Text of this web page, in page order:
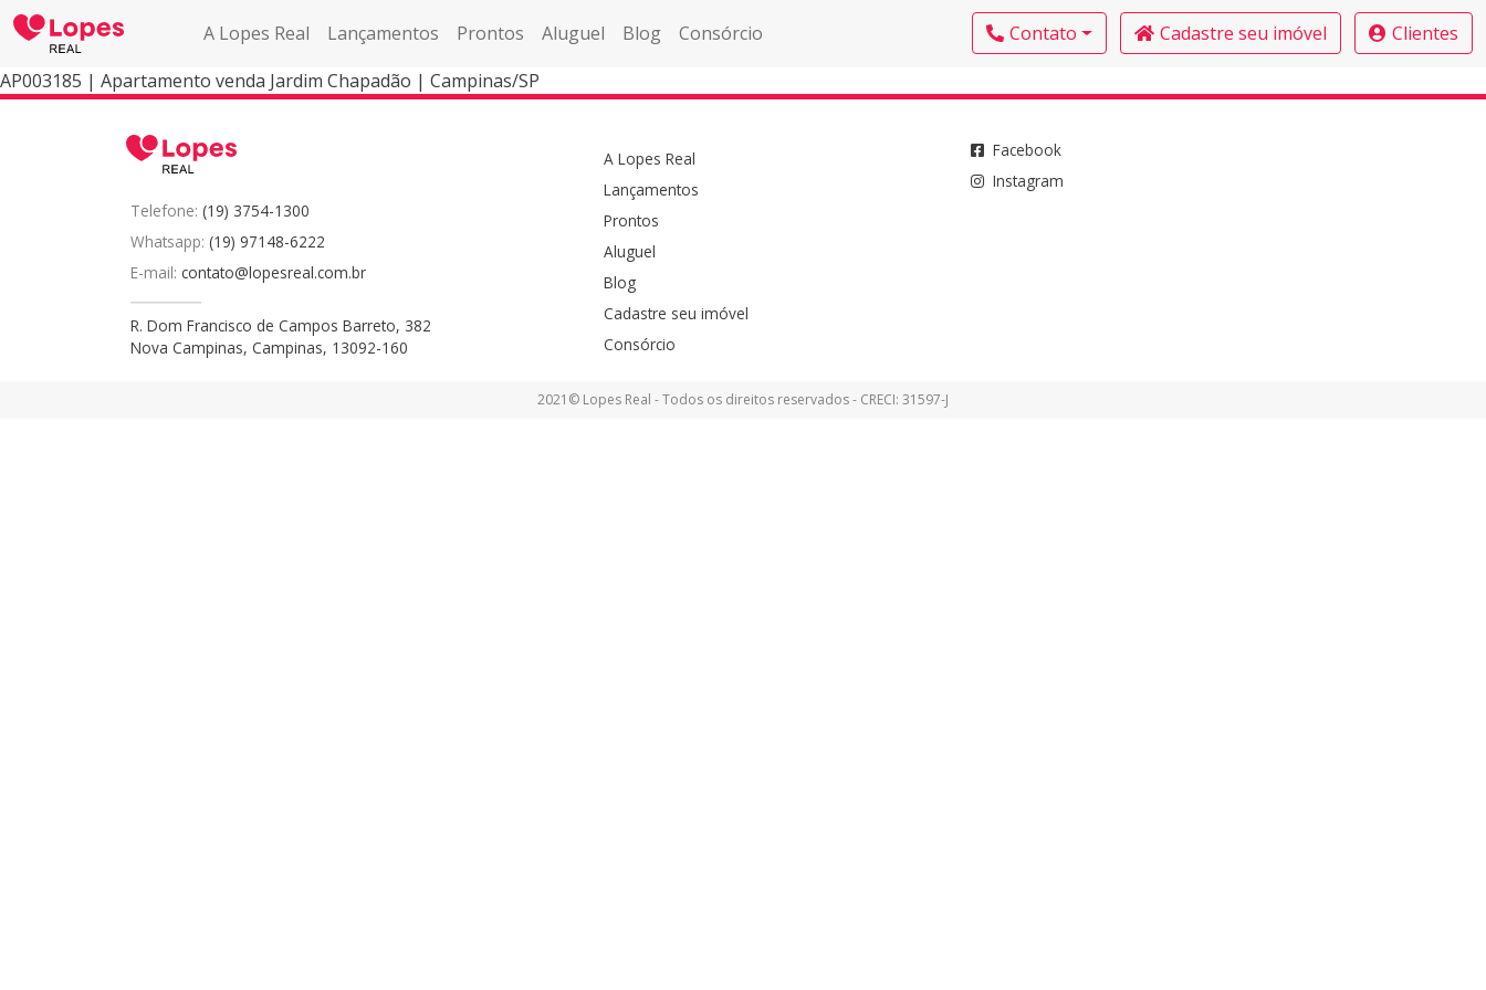
A Lopes Real Lançamentos Prontos Aluguel Blog Consórcio Contato Cadastre seu imóvel
Clientes
AP003185 | Apartamento venda Jardim Chapadão | Campinas/SP
Telefone: (19) 3754-1300
Whatsapp: (19) 97148-6222
E-mail: contato@lopesreal.com.br
R. Dom Francisco de Campos Barreto, 382
Nova Campinas, Campinas, 13092-160
A Lopes Real
Lançamentos
Prontos
Aluguel
Blog
Cadastre seu imóvel
Consórcio
Facebook
Instagram
2021© Lopes Real - Todos os direitos reservados - CRECI: 31597-J